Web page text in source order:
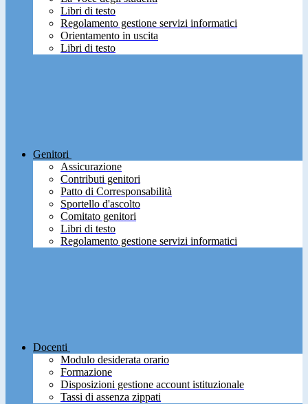
Libri di testo
Regolamento gestione servizi informatici
Orientamento in uscita
Libri di testo
Genitori
Assicurazione
Contributi genitori
Patto di Corresponsabilità
Sportello d'ascolto
Comitato genitori
Libri di testo
Regolamento gestione servizi informatici
Docenti
Modulo desiderata orario
Formazione
Disposizioni gestione account istituzionale
Tassi di assenza zippati